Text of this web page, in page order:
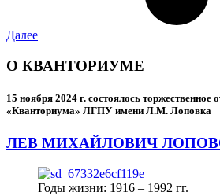
Далее
О КВАНТОРИУМЕ
15 ноября 2024 г. состоялось торжественное
«Кванториума» ЛГПУ имени Л.М. Лоповка
ЛЕВ МИХАЙЛОВИЧ
Годы жизни: 1916 – 1992 гг.